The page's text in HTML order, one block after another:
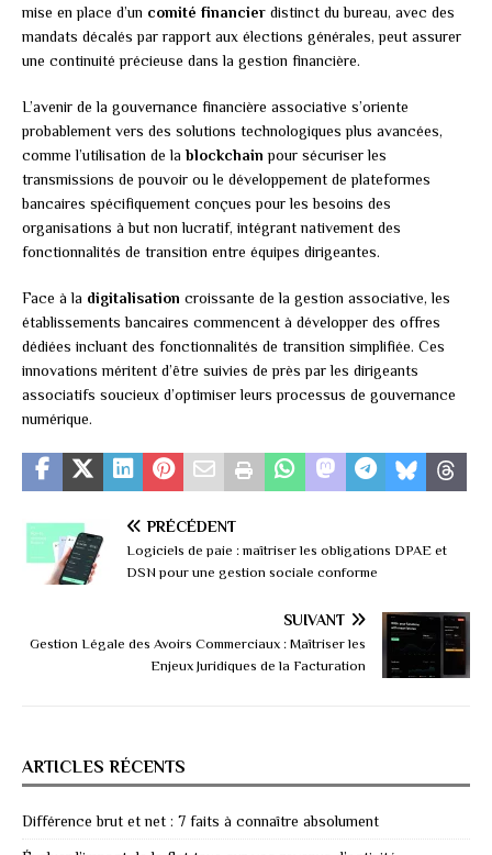
mise en place d’un comité financier distinct du bureau, avec des
mandats décalés par rapport aux élections générales, peut assurer
une continuité précieuse dans la gestion financière.
L’avenir de la gouvernance financière associative s’oriente
probablement vers des solutions technologiques plus avancées,
comme l’utilisation de lablockchain pour sécuriser les
transmissions de pouvoir ou le développement de plateformes
bancaires spécifiquement conçues pour les besoins des
organisations à but non lucratif, intégrant nativement des
fonctionnalités de transition entre équipes dirigeantes.
Face à la digitalisation croissante de la gestion associative, les
établissements bancaires commencent à développer des offres
dédiées incluant des fonctionnalités de transition simplifiée. Ces
innovations méritent d’être suivies de près par les dirigeants
associatifs soucieux d’optimiser leurs processus de gouvernance
numérique.
PRÉCÉDENT
Logiciels de paie : maîtriser les obligations DPAE et
DSN pour une gestion sociale conforme
SUIVANT
Gestion Légale des Avoirs Commerciaux : Maîtriser les
Enjeux Juridiques de la Facturation
ARTICLES RÉCENTS
Différence brut et net : 7 faits à connaître absolument